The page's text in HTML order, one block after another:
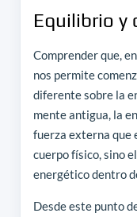
Equilibrio y
Comprender que,
nos permite
diferente sobre la
mente antigua, la
fuerza externa que
cuerpo físico, sino
energético dentro
Desde este punto